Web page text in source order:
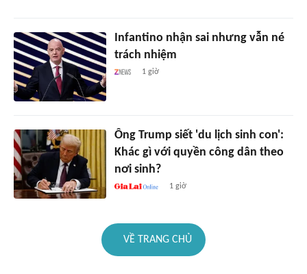
Infantino nhận sai nhưng vẫn né
trách nhiệm
1 giờ
Ông Trump siết 'du lịch sinh con':
Khác gì với quyền công dân theo
nơi sinh?
1 giờ
VỀ TRANG CHỦ